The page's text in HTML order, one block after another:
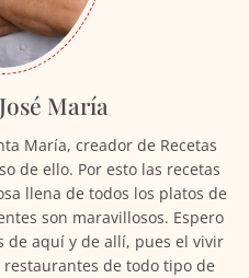
María
María, creador de Recetas
de ello. Por esto las recetas
llena de todos los platos de
son maravillosos. Espero
de aquí y de allí, pues el vivir
de todo tipo de